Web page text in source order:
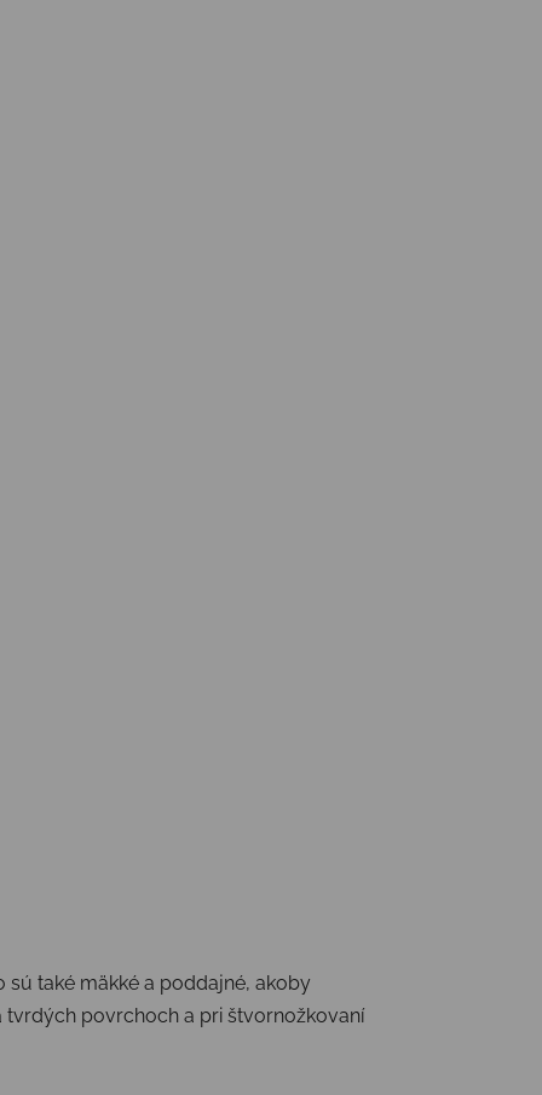
také mäkké a poddajné, akoby
tvrdých povrchoch a pri štvornožkovaní